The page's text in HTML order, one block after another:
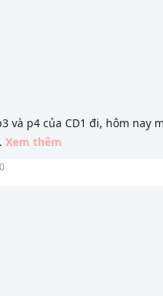
và p4 của CD1 đi, hôm nay
Xem thêm
0